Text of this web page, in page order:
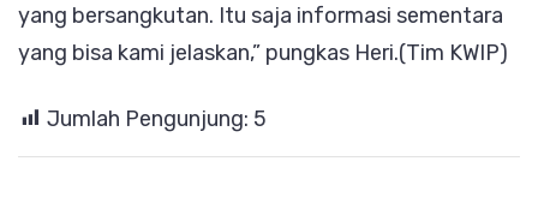
yang bersangkutan. Itu saja informasi sementara
yang bisa kami jelaskan,” pungkas Heri.(Tim KWIP)
Jumlah Pengunjung: 5